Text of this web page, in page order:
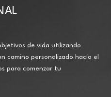
de vida utilizando
camino personalizado hacia el
para comenzar tu